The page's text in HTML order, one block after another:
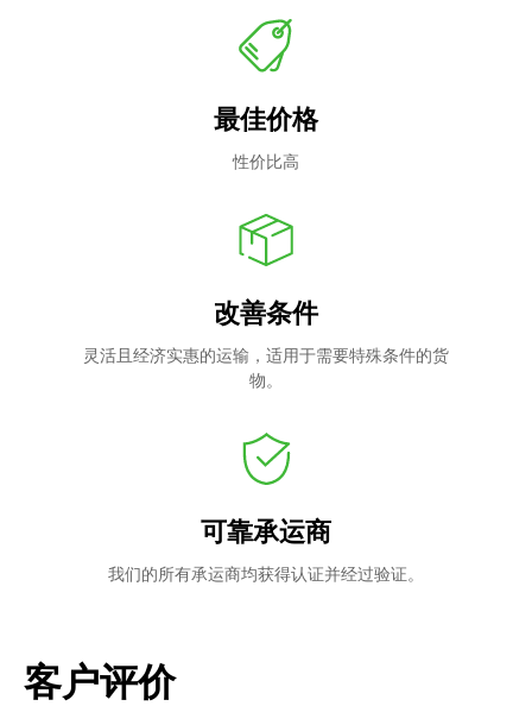
最佳价格
性价比高
改善条件
灵活且经济实惠的运输，适用于需要特殊条件的货
物。
可靠承运商
我们的所有承运商均获得认证并经过验证。
客户评价